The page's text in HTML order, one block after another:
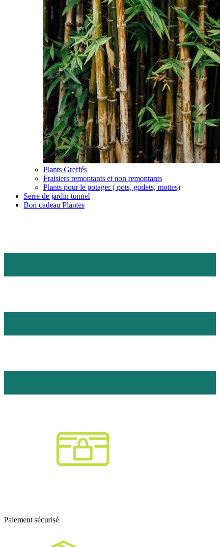
Plants Greffés
Fraisiers remontants et non remontants
Plants pour le potager ( pots, godets, mottes)
Serre de jardin tunnel
Bon cadeau Plantes
Paiement sécurisé